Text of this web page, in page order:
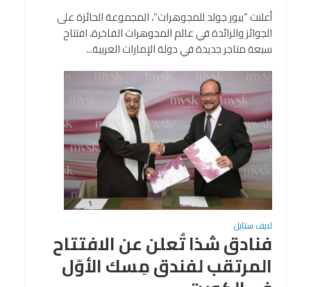
أعلنت “بيور جولد للمجوهرات”، المجموعة الحائزة على
الجوائز والرائدة في عالم المجوهرات الفاخرة، افتتاح
سبعة متاجر جديدة في دولة الإمارات العربية...
لايف ستايل
فنادق شذا تُعلن عن الافتتاح
المرتقب لفندق مِسك الأوّل